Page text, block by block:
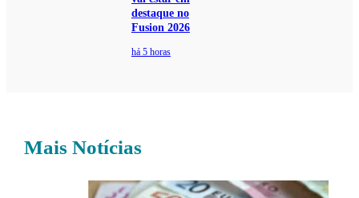
destaque no
Fusion 2026
há 5 horas
Mais Notícias